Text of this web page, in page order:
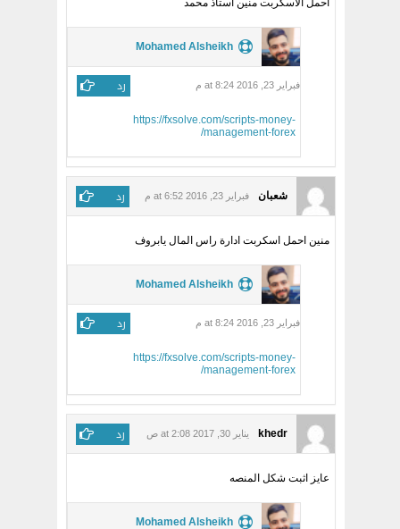
أحمل الاسكربت منين استاذ محمد
Mohamed Alsheikh
فبراير 23, 2016 at 8:24 م رد
https://fxsolve.com/scripts-money-
management-forex/
شعبان فبراير 23, 2016 at 6:52 م رد
منين احمل اسكربت ادارة راس المال يابروف
Mohamed Alsheikh
فبراير 23, 2016 at 8:24 م رد
https://fxsolve.com/scripts-money-
management-forex/
khedr يناير 30, 2017 at 2:08 ص رد
عايز اثبت شكل المنصه
Mohamed Alsheikh